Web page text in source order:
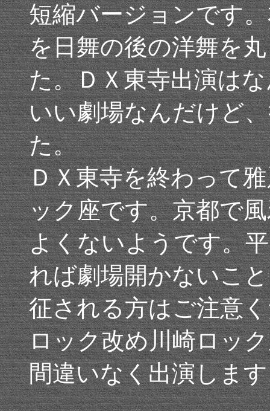
短縮バージョンです
を日舞の後の洋舞を
た。ＤＸ東寺出演は
いい劇場なんだけど
た。
ＤＸ東寺を終わって
ック座です。京都で
よくないようです。
れば劇場開かないこ
征される方はご注意
ロック改め川崎ロッ
間違いなく出演しま